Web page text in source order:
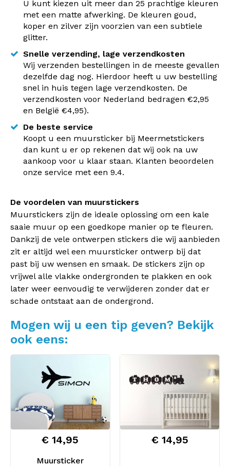
U kunt kiezen uit meer dan 25 prachtige kleuren
met een matte afwerking. De kleuren goud,
koper en zilver zijn voorzien van een subtiele
glitter.
Snelle verzending, lage verzendkosten
Wij verzenden bestellingen in de meeste gevallen
dezelfde dag nog. Hierdoor heeft u uw bestelling
snel in huis tegen lage verzendkosten. De
verzendkosten voor Nederland bedragen €2,95
en België €4,95).
De beste service
Koopt u een muursticker bij Meermetstickers
dan kunt u er op rekenen dat wij ook na uw
aankoop voor u klaar staan. Klanten beoordelen
onze service met een 9.4.
De voordelen van muurstickers
Muurstickers zijn de ideale oplossing om een kale
saaie muur op een goedkope manier op te fleuren.
Dankzij de vele ontwerpen stickers die wij aanbieden
zit er altijd wel een muursticker ontwerp bij dat
past bij uw wensen en smaak. De stickers zijn op
vrijwel alle vlakke ondergronden te plakken en ook
later weer eenvoudig te verwijderen zonder dat er
schade ontstaat aan de ondergrond.
Mogen wij u een tip geven? Bekijk
ook eens:
Muursticker
€ 14,95 € 14,95